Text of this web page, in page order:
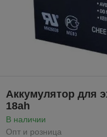
Аккумулятор для
18ah
В наличии
Опт и розница